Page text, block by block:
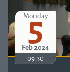
Monday
5
Feb 2024
09:30